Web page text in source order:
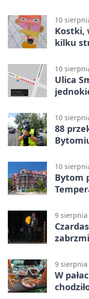
10
Kostki,
kilku
10
Ulica
10
88
10
Bytom
9 sierpnia
9 sierpnia
W